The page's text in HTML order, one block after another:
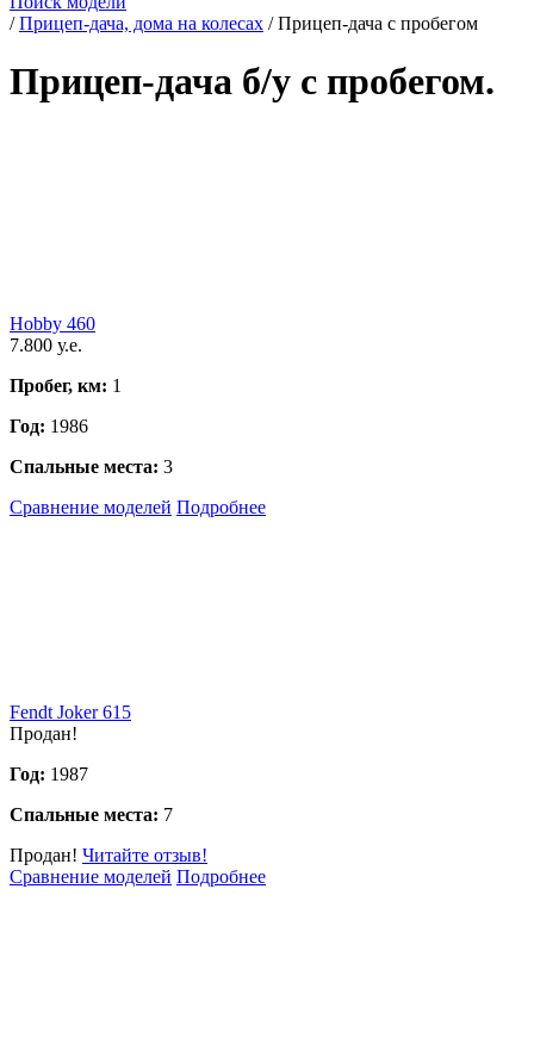
/Прицеп-дача, дома на колесах /Прицеп-дача с пробегом
Прицеп-дача б/у с пробегом.
Hobby 460
7.800 у.е.
Пробег, км: 1
Год: 1986
Спальные места: 3
Сравнение моделей Подробнее
Fendt Joker 615
Продан!
Год: 1987
Спальные места: 7
Продан! Читайте отзыв!
Сравнение моделей Подробнее